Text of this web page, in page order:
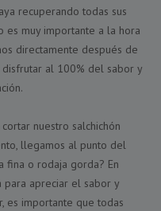
recuperando todas sus
es muy importante a la hora
directamente después de
al 100% del sabor y
nuestro salchichón
llegamos al punto del
fina o rodaja gorda? En
para apreciar el sabor y
es importante que todas